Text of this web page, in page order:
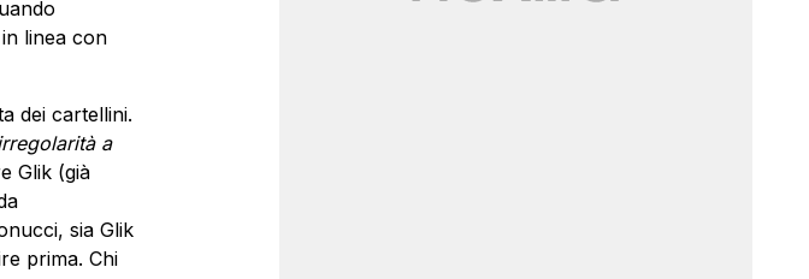
linea con
dei cartellini.
a
Glik (già
sia Glik
prima. Chi